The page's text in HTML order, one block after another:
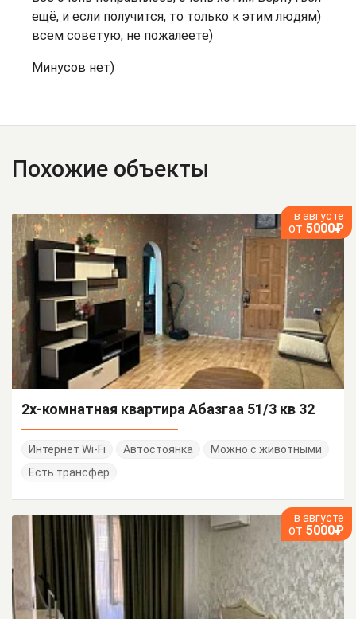
ещё, и если получится, то только к этим людям)
всем советую, не пожалеете)
Минусов нет)
Похожие объекты
в августе
от 5000₽
2х-комнатная квартира Абазгаа 51/3 кв 32
Интернет Wi-Fi Автостоянка
Можно с животными
Есть трансфер
в августе
от 5000₽